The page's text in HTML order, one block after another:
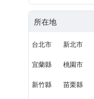
所在地
台北市 新北市
宜蘭縣 桃園市
新竹縣 苗栗縣